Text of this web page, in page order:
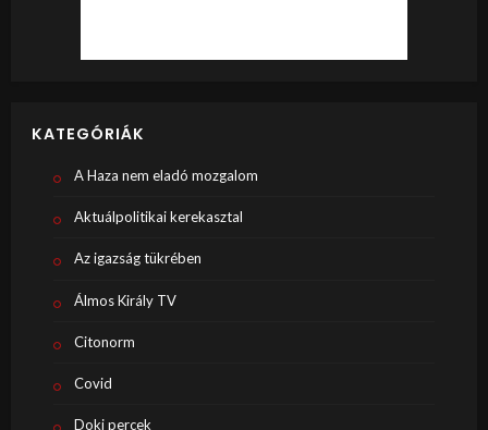
KATEGÓRIÁK
A Haza nem eladó mozgalom
Aktuálpolitikai kerekasztal
Az igazság tükrében
Álmos Király TV
Citonorm
Covid
Doki percek